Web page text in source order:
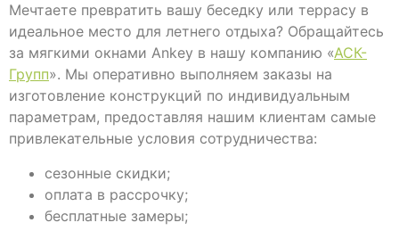
Мечтаете превратить вашу беседку или террасу в
идеальное место для летнего отдыха? Обращайтесь
за мягкими окнами Ankey в нашу компанию «АСК-
Групп». Мы оперативно выполняем заказы на
изготовление конструкций по индивидуальным
параметрам, предоставляя нашим клиентам самые
привлекательные условия сотрудничества:
сезонные скидки;
оплата в рассрочку;
бесплатные замеры;